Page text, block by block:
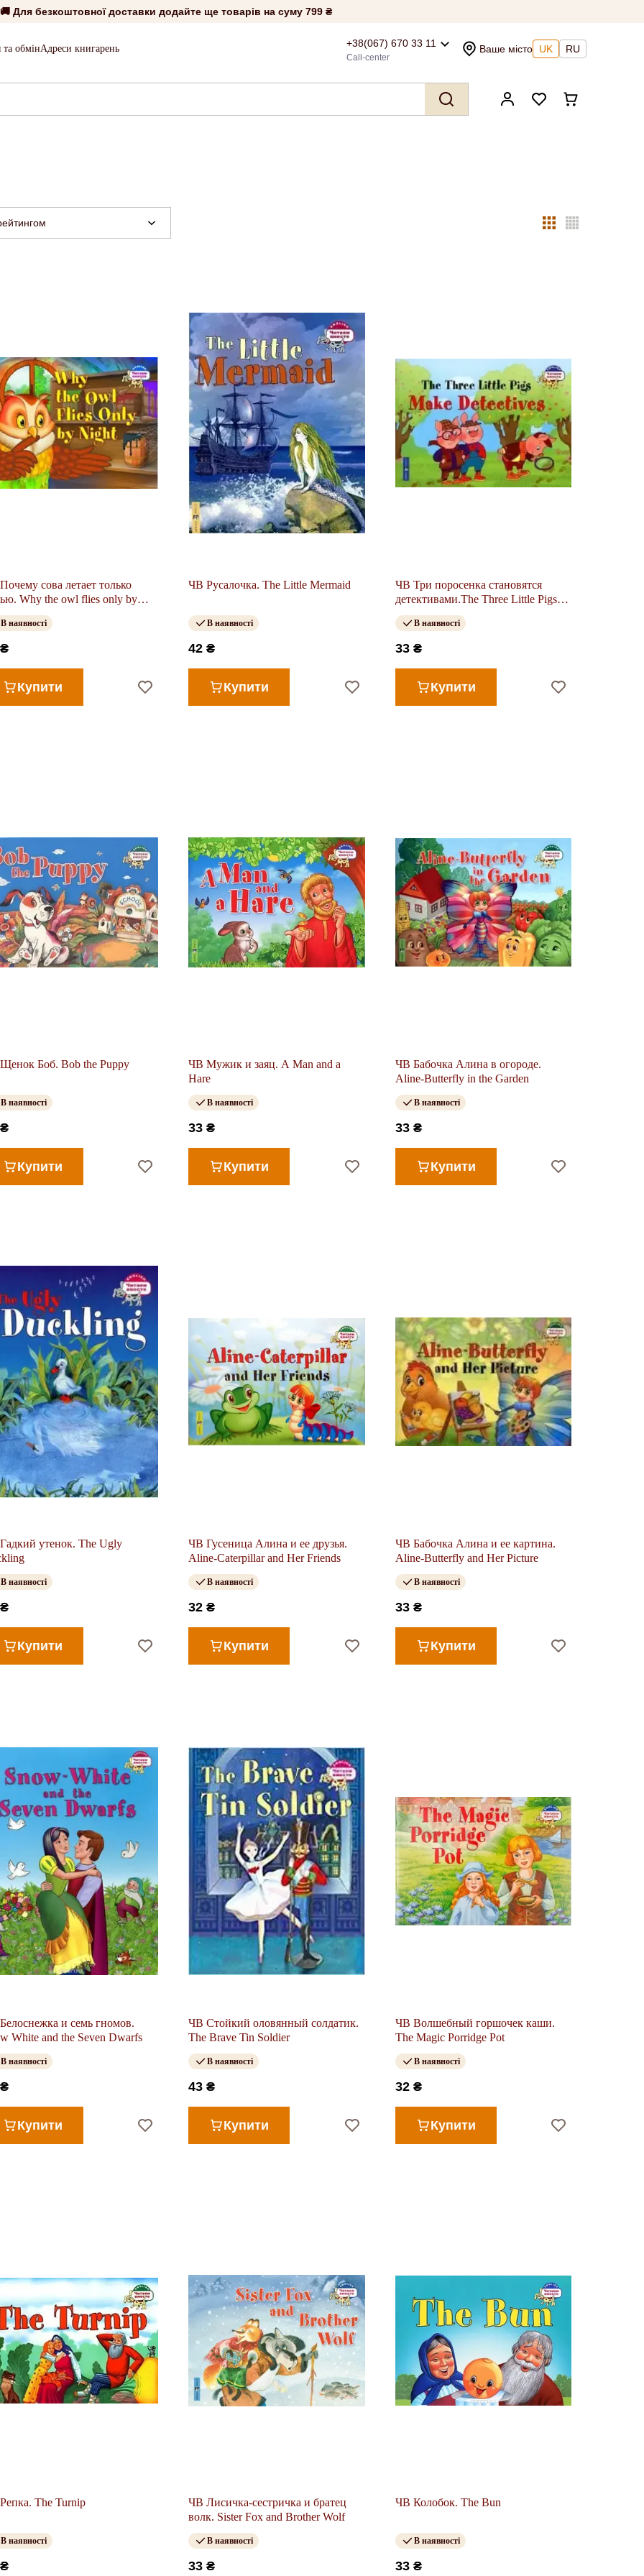
🚚 Для безкоштовної доставки додайте ще товарів на суму 799 ₴
обмінАдреси книгарень +38(067) 670 33 11
Call-center
Ваше місто UK RU
сова летает только
Why the owl flies only by
В наявності
Купити
ЧВ Русалочка. The Little Mermaid
В наявності
42 ₴
Купити
ЧВ Три поросенка становятся
детективами.The Three Little Pigs
Make Detectives
В наявності
33 ₴
Купити
Боб. Bob the Puppy
В наявності
Купити
ЧВ Мужик и заяц. A Man and a
Hare
В наявності
33 ₴
Купити
ЧВ Бабочка Алина в огороде.
Aline-Butterfly in the Garden
В наявності
33 ₴
Купити
утенок. The Ugly
В наявності
Купити
ЧВ Гусеница Алина и ее друзья.
Aline-Caterpillar and Her Friends
В наявності
32 ₴
Купити
ЧВ Бабочка Алина и ее картина.
Aline-Butterfly and Her Picture
В наявності
33 ₴
Купити
и семь гномов.
White and the Seven Dwarfs
В наявності
Купити
ЧВ Стойкий оловянный солдатик.
The Brave Tin Soldier
В наявності
43 ₴
Купити
ЧВ Волшебный горшочек каши.
The Magic Porridge Pot
В наявності
32 ₴
Купити
The Turnip
В наявності
ЧВ Лисичка-сестричка и братец
волк. Sister Fox and Brother Wolf
В наявності
33 ₴
ЧВ Колобок. The Bun
В наявності
33 ₴